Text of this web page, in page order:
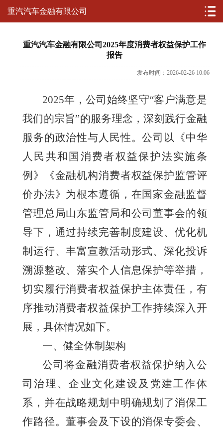
重汽汽车金融有限公司
重汽汽车金融有限公司2025年度消费者权益保护工作
报告
发布时间：2026-02-26 10:06
2025年，公司始终坚守“客户满意是
我们的宗旨”的服务理念，深刻践行金融
服务的政治性与人民性。公司以《中华
人民共和国消费者权益保护法实施条
例》《金融机构消费者权益保护监管评
价办法》为根本遵循，在国家金融监督
管理总局山东监管局和公司董事会的领
导下，通过持续完善制度建设、优化机
制运行、丰富宣教活动形式、深化投诉
溯源整改、落实个人信息保护等举措，
切实履行消费者权益保护主体责任，有
序推动消费者权益保护工作持续深入开
展，具体情况如下。
一、健全体制架构
公司将金融消费者权益保护纳入公
司治理、企业文化建设及党建工作体
系，并在战略规划中明确规划了消保工
作路径。董事会及下设的消保专委会、